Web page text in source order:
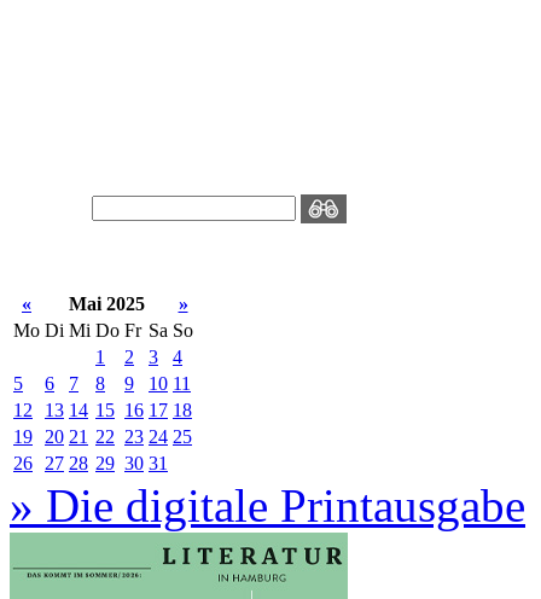
« Mai 2025
»
Mo Di Mi Do Fr Sa So
1
2 3
4
5
6 7 8 9 10 11
12
13 14 15 16 17 18
19
20 21 22 23 24 25
26
27 28 29 30 31
» Die digitale Printausgabe